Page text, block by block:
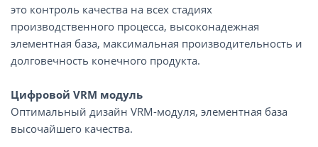
это контроль качества на всех стадиях
производственного процесса, высоконадежная
элементная база, максимальная производительность и
долговечность конечного продукта.
Цифровой VRM модуль
Оптимальный дизайн VRM-модуля, элементная база
высочайшего качества.